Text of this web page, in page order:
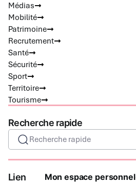
Médias
Mobilité
Patrimoine
Recrutement
Santé
Sécurité
Sport
Territoire
Tourisme
Recherche rapide
Recherche rapide
Lien
Mon espace personnel